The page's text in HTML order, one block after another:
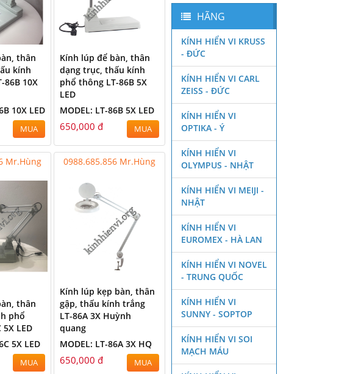
thân
kính
86B 10X
10X LED
MUA
Kính lúp để bàn, thân
dạng trục, thấu kính
phổ thông LT-86B 5X
LED
MODEL: LT-86B 5X LED
650,000 đ MUA
Mr.Hùng
thân
phổ
LED
5X LED
MUA
0988.685.856 Mr.Hùng
Kính lúp kẹp bàn, thân
gập, thấu kính trắng
LT-86A 3X Huỳnh
quang
MODEL: LT-86A 3X HQ
650,000 đ MUA
HÃNG
KÍNH HIỂN VI KRUSS
- ĐỨC
KÍNH HIỂN VI CARL
ZEISS - ĐỨC
KÍNH HIỂN VI
OPTIKA - Ý
KÍNH HIỂN VI
OLYMPUS - NHẬT
KÍNH HIỂN VI MEIJI -
NHẬT
KÍNH HIỂN VI
EUROMEX - HÀ LAN
KÍNH HIỂN VI NOVEL
- TRUNG QUỐC
KÍNH HIỂN VI
SUNNY - SOPTOP
KÍNH HIỂN VI SOI
MẠCH MÁU